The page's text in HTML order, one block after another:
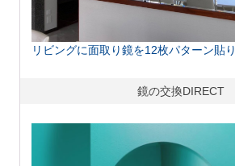
リビングに面取り鏡を12枚パターン貼り
鏡の交換DIRECT